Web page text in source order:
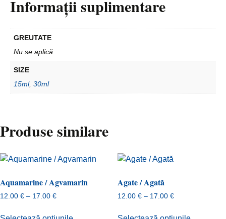
Informații suplimentare
GREUTATE
Nu se aplică
SIZE
15ml, 30ml
Produse similare
Aquamarine / Agvamarin
12.00 € – 17.00 €Interval
prețuri:
Agate / Agată
12.00 € – 17.00 €Interval
prețuri: